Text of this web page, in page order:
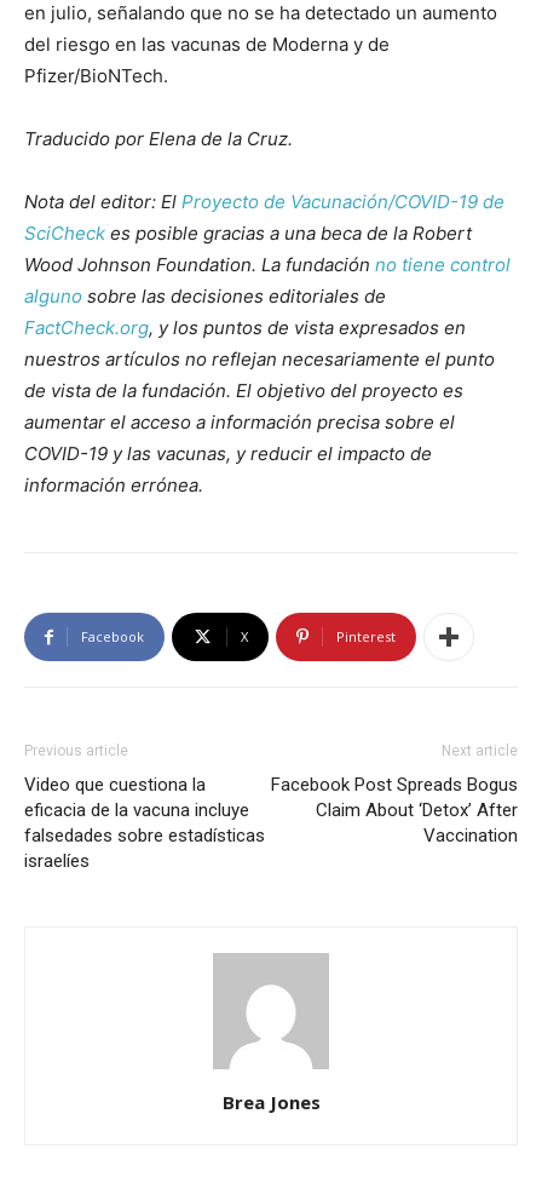
en julio, señalando que no se ha detectado un aumento
del riesgo en las vacunas de Moderna y de
Pfizer/BioNTech.
Traducido por Elena de la Cruz.
Nota del editor: El Proyecto de Vacunación/COVID-19 de
SciCheck es posible gracias a una beca de la Robert
Wood Johnson Foundation. La fundación no tiene control
alguno sobre las decisiones editoriales de
FactCheck.org, y los puntos de vista expresados en
nuestros artículos no reflejan necesariamente el punto
de vista de la fundación. El objetivo del proyecto es
aumentar el acceso a información precisa sobre el
COVID-19 y las vacunas, y reducir el impacto de
información errónea.
Facebook X Pinterest
Previous article
Video que cuestiona la
eficacia de la vacuna incluye
falsedades sobre estadísticas
israelíes
Next article
Facebook Post Spreads Bogus
Claim About ‘Detox’ After
Vaccination
Brea Jones